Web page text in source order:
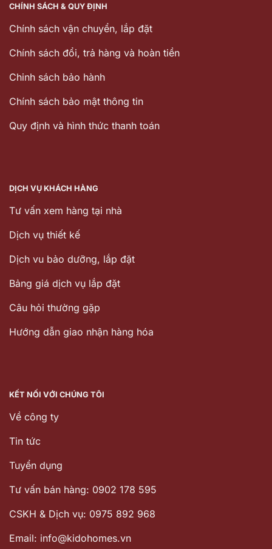
CHÍNH SÁCH & QUY ĐỊNH
Chính sách vận chuyển, lắp đặt
Chính sách đổi, trả hàng và hoàn tiền
Chinh sách bảo hành
Chính sách bảo mật thông tin
Quy định và hình thức thanh toán
DỊCH VỤ KHÁCH HÀNG
Tư vấn xem hàng tại nhà
Dịch vụ thiết kế
Dịch vu bảo dưỡng, lắp đặt
Bảng giá dịch vụ lắp đặt
Câu hỏi thường gặp
Hướng dẫn giao nhận hàng hóa
KẾT NỐI VỚI CHÚNG TÔI
Về công ty
Tin tức
Tuyển dụng
Tư vấn bán hàng: 0902 178 595
CSKH & Dịch vụ: 0975 892 968
Email: info@kidohomes.vn